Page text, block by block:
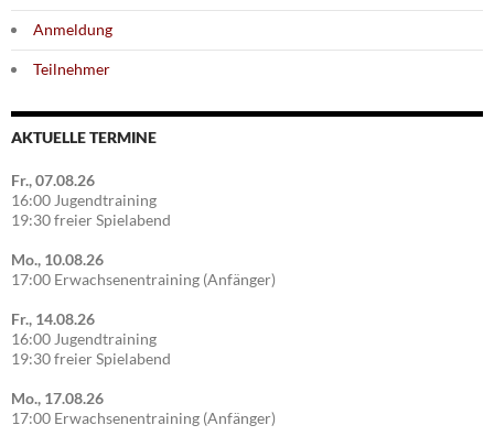
Anmeldung
Teilnehmer
AKTUELLE TERMINE
Fr., 07.08.26
16:00 Jugendtraining
19:30 freier Spielabend
Mo., 10.08.26
17:00 Erwachsenentraining (Anfänger)
Fr., 14.08.26
16:00 Jugendtraining
19:30 freier Spielabend
Mo., 17.08.26
17:00 Erwachsenentraining (Anfänger)